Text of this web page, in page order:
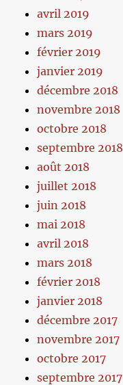
avril 2019
mars 2019
février 2019
janvier 2019
décembre 2018
novembre 2018
octobre 2018
septembre 2018
août 2018
juillet 2018
juin 2018
mai 2018
avril 2018
mars 2018
février 2018
janvier 2018
décembre 2017
novembre 2017
octobre 2017
septembre 2017